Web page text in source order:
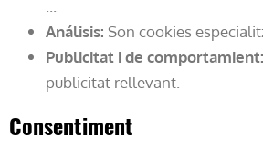
Análisis: Son cookies
Publicitat i de comportamient:
publicitat rellevant.
Consentiment